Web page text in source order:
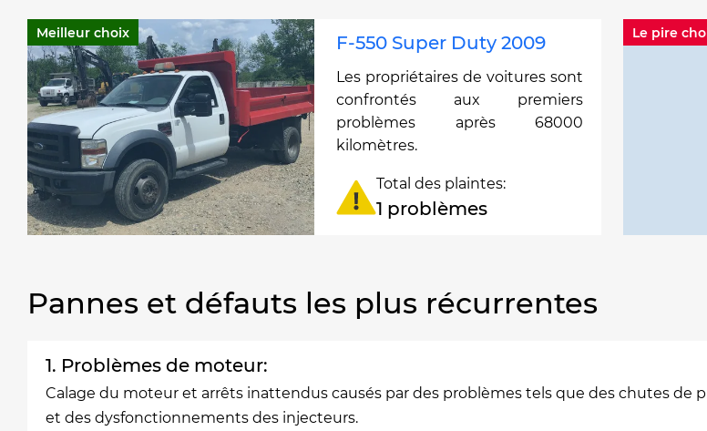
Meilleur choix F-550 Super Duty 2009
Les propriétaires de voitures sont
confrontés aux premiers
problèmes après 68000
kilomètres.
Total des plaintes:
1 problèmes
Le pire
Pannes et défauts les plus récurrentes
1. Problèmes de moteur:
Calage du moteur et arrêts inattendus causés par des problèmes tels que des chutes de
et des dysfonctionnements des injecteurs.